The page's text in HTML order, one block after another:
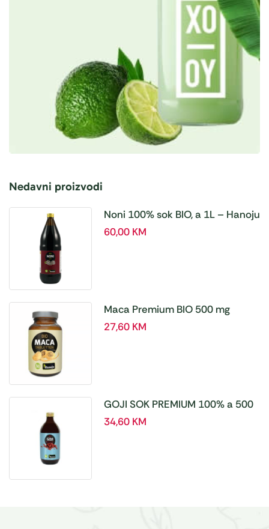
Nedavni proizvodi
Noni 100% sok BIO, a 1L – Hanoju
60,00 KM
Maca Premium BIO 500 mg
tablete, a180 tbl – Hanoju
27,60 KM
GOJI SOK PREMIUM 100% a 500
ml
34,60 KM